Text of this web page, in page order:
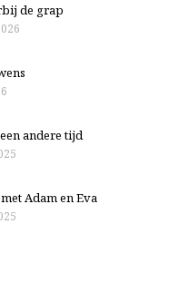
de grap
andere tijd
Adam en Eva